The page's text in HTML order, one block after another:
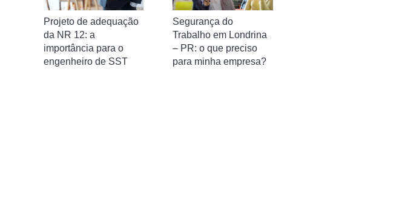
Projeto de adequação
da NR 12: a
importância para o
engenheiro de SST
Segurança do
Trabalho em Londrina
– PR: o que preciso
para minha empresa?